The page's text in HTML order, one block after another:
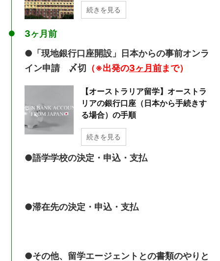
続きを見る
3ヶ月前
●「現地銀行口座開設」日本からの事前オンラ
イン申請 〆切 （※出発の3ヶ月前まで）
【オーストラリア留学】オーストラ
リアの銀行口座（日本から手続きす
る場合）の手順
続きを見る
●語学学校の決定・申込・支払
●滞在先の決定・申込・支払
●その他、留学エージェントとの書類のやりと